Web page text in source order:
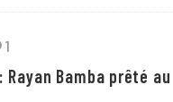
1
Rayan Bamba prêté au